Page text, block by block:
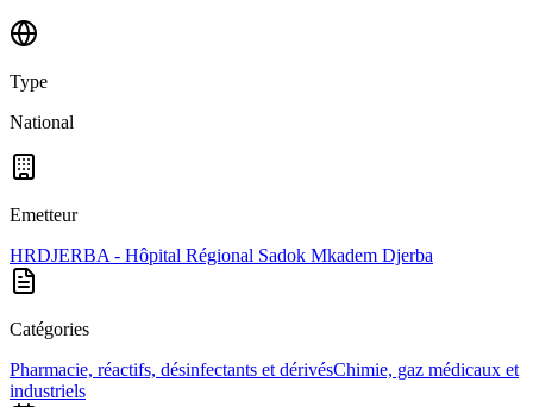
Type
National
Emetteur
HRDJERBA - Hôpital Régional Sadok Mkadem Djerba
Catégories
Pharmacie, réactifs, désinfectants et dérivésChimie, gaz médicaux et
industriels